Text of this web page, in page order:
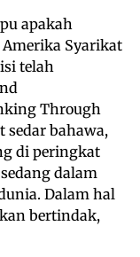
apakah
Syarikat
telah
Through
sedar bahawa,
di peringkat
dalam
Dalam hal
bertindak,